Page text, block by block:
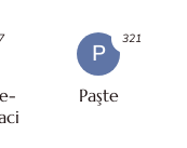
P
Paşte
321